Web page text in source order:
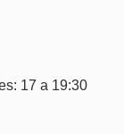
17 a 19:30